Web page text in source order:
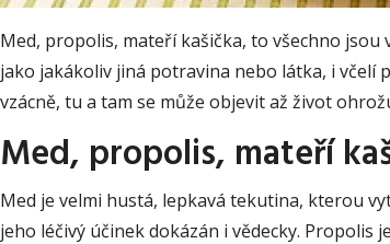
Med, propolis, mateří kašička, to všechno jsou
jako jakákoliv jiná potravina nebo látka, i
vzácně, tu a tam se může objevit až život
Med, propolis, mateří
Med je velmi hustá, lepkavá tekutina, kterou
jeho léčivý účinek dokázán i vědecky. Propolis